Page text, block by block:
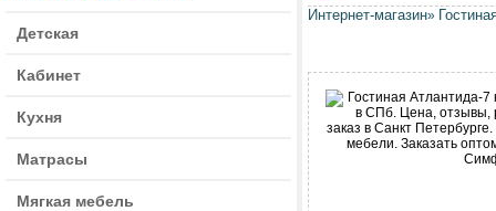
Детская
Кабинет
Кухня
Матрасы
Мягкая мебель
Интернет-магазин»